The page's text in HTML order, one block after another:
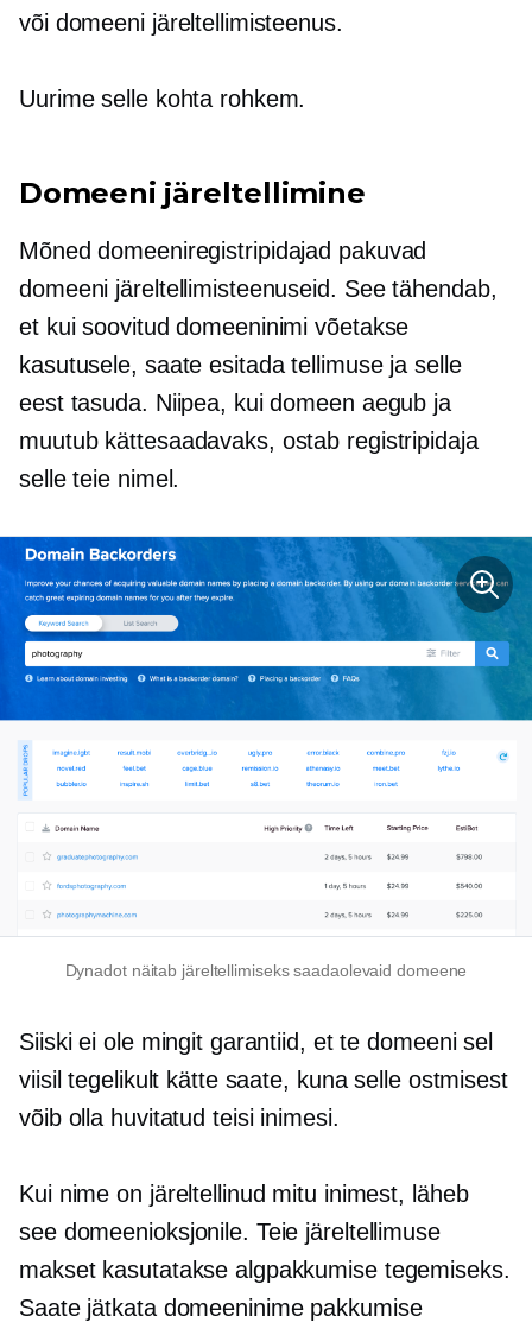
või domeeni järeltellimisteenus.
Uurime selle kohta rohkem.
Domeeni järeltellimine
Mõned domeeniregistripidajad pakuvad
domeeni järeltellimisteenuseid. See tähendab,
et kui soovitud domeeninimi võetakse
kasutusele, saate esitada tellimuse ja selle
eest tasuda. Niipea, kui domeen aegub ja
muutub kättesaadavaks, ostab registripidaja
selle teie nimel.
Dynadot näitab järeltellimiseks saadaolevaid domeene
Siiski ei ole mingit garantiid, et te domeeni sel
viisil tegelikult kätte saate, kuna selle ostmisest
võib olla huvitatud teisi inimesi.
Kui nime on järeltellinud mitu inimest, läheb
see domeenioksjonile. Teie järeltellimuse
makset kasutatakse algpakkumise tegemiseks.
Saate jätkata domeeninime pakkumise